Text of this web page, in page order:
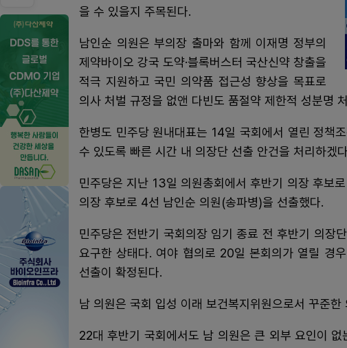
을 수 있을지 주목된다.
남인순 의원은 부의장 출마와 함께 이재명 정부의
제약바이오 강국 도약·블록버스터 국산신약 창출을
적극 지원하고 국민 의약품 접근성 향상을 목표로
의사 처벌 규정을 없앤 다빈도 품절약 제한적 성분명
한병도 민주당 원내대표는 14일 국회에서 열린 정책
수 있도록 빠른 시간 내 의장단 선출 안건을 처리하겠
민주당은 지난 13일 의원총회에서 후반기 의장 후보
의장 후보로 4선 남인순 의원(송파병)을 선출했다.
민주당은 전반기 국회의장 임기 종료 전 후반기 의장
요구한 상태다. 여야 협의로 20일 본회의가 열릴 경
선출이 확정된다.
남 의원은 국회 입성 이래 보건복지위원으로서 꾸준한
22대 후반기 국회에서도 남 의원은 큰 외부 요인이